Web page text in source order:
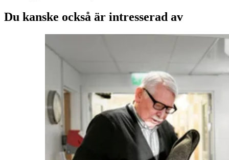
Du kanske också är intresserad av